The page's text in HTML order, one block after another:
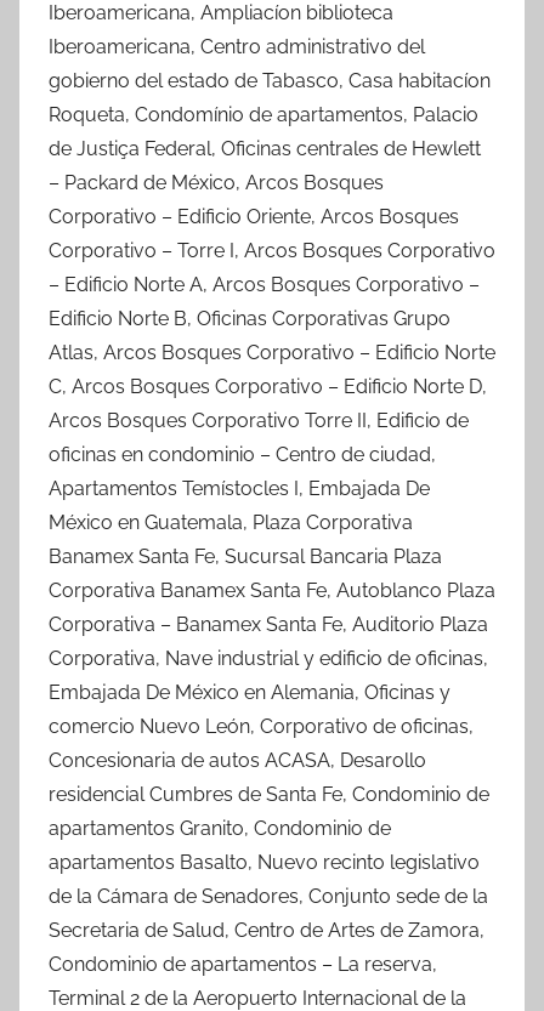
Iberoamericana, Ampliacíon biblioteca
Iberoamericana, Centro administrativo del
gobierno del estado de Tabasco, Casa habitacíon
Roqueta, Condomínio de apartamentos, Palacio
de Justiça Federal, Oficinas centrales de Hewlett
– Packard de México, Arcos Bosques
Corporativo – Edificio Oriente, Arcos Bosques
Corporativo – Torre I, Arcos Bosques Corporativo
– Edificio Norte A, Arcos Bosques Corporativo –
Edificio Norte B, Oficinas Corporativas Grupo
Atlas, Arcos Bosques Corporativo – Edificio Norte
C, Arcos Bosques Corporativo – Edificio Norte D,
Arcos Bosques Corporativo Torre II, Edificio de
oficinas en condominio – Centro de ciudad,
Apartamentos Temístocles I, Embajada De
México en Guatemala, Plaza Corporativa
Banamex Santa Fe, Sucursal Bancaria Plaza
Corporativa Banamex Santa Fe, Autoblanco Plaza
Corporativa – Banamex Santa Fe, Auditorio Plaza
Corporativa, Nave industrial y edificio de oficinas,
Embajada De México en Alemania, Oficinas y
comercio Nuevo León, Corporativo de oficinas,
Concesionaria de autos ACASA, Desarollo
residencial Cumbres de Santa Fe, Condominio de
apartamentos Granito, Condominio de
apartamentos Basalto, Nuevo recinto legislativo
de la Cámara de Senadores, Conjunto sede de la
Secretaria de Salud, Centro de Artes de Zamora,
Condominio de apartamentos – La reserva,
Terminal 2 de la Aeropuerto Internacional de la